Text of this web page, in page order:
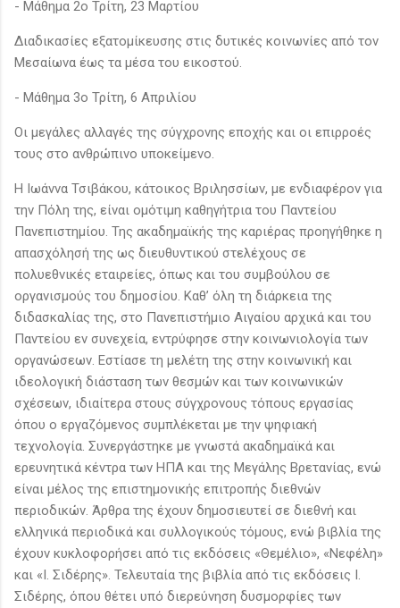
- Μάθημα 2ο Τρίτη, 23 Μαρτίου
Διαδικασίες εξατομίκευσης στις δυτικές κοινωνίες από τον
Μεσαίωνα έως τα μέσα του εικοστού.
- Μάθημα 3ο Τρίτη, 6 Απριλίου
Οι μεγάλες αλλαγές της σύγχρονης εποχής και οι επιρροές
τους στο ανθρώπινο υποκείμενο.
Η Ιωάννα Τσιβάκου, κάτοικος Βριλησσίων, με ενδιαφέρον για
την Πόλη της, είναι ομότιμη καθηγήτρια του Παντείου
Πανεπιστημίου. Της ακαδημαϊκής της καριέρας προηγήθηκε η
απασχόλησή της ως διευθυντικού στελέχους σε
πολυεθνικές εταιρείες, όπως και του συμβούλου σε
οργανισμούς του δημοσίου. Καθ’ όλη τη διάρκεια της
διδασκαλίας της, στο Πανεπιστήμιο Αιγαίου αρχικά και του
Παντείου εν συνεχεία, εντρύφησε στην κοινωνιολογία των
οργανώσεων. Εστίασε τη μελέτη της στην κοινωνική και
ιδεολογική διάσταση των θεσμών και των κοινωνικών
σχέσεων, ιδιαίτερα στους σύγχρονους τόπους εργασίας
όπου ο εργαζόμενος συμπλέκεται με την ψηφιακή
τεχνολογία. Συνεργάστηκε με γνωστά ακαδημαϊκά και
ερευνητικά κέντρα των ΗΠΑ και της Μεγάλης Βρετανίας, ενώ
είναι μέλος της επιστημονικής επιτροπής διεθνών
περιοδικών. Άρθρα της έχουν δημοσιευτεί σε διεθνή και
ελληνικά περιοδικά και συλλογικούς τόμους, ενώ βιβλία της
έχουν κυκλοφορήσει από τις εκδόσεις «Θεμέλιο», «Νεφέλη»
και «Ι. Σιδέρης». Τελευταία της βιβλία από τις εκδόσεις Ι.
Σιδέρης, όπου θέτει υπό διερεύνηση δυσμορφίες των